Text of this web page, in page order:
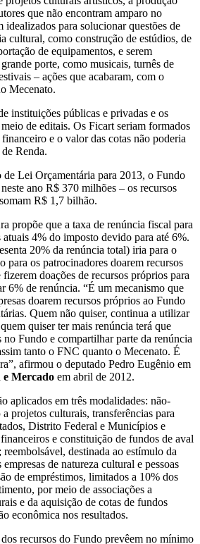
que não encontram amparo no
para solucionar questões de
cultural, como construção de estúdios, de
de equipamentos, e serem
porte, como musicais, turnês de
– ações que acabaram, com o
Mecenato.
instituições públicas e privadas e os
de editais. Os Ficart seriam formados
e o valor das cotas não poderia
Renda.
Lei Orçamentária para 2013, o Fundo
ano R$ 370 milhões – os recursos
R$ 1,7 bilhão.
propõe que a taxa de renúncia fiscal para
atuais 4% do imposto devido para até 6%.
20% da renúncia total) iria para o
os patrocinadores doarem recursos
doações de recursos próprios para
6% de renúncia. “É um mecanismo que
doarem recursos próprios ao Fundo
Quem não quiser, continua a utilizar
quiser ter mais renúncia terá que
Fundo e compartilhar parte da renúncia
tanto o FNC quanto o Mecenato. É
afirmou o deputado Pedro Eugênio em
Mercado em abril de 2012.
aplicados em três modalidades: não-
projetos culturais, transferências para
Distrito Federal e Municípios e
e constituição de fundos de aval
reembolsável, destinada ao estímulo da
de natureza cultural e pessoas
de empréstimos, limitados a 10% dos
por meio de associações a
e da aquisição de cotas de fundos
econômica nos resultados.
recursos do Fundo prevêem no mínimo